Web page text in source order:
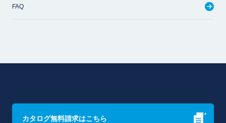
FAQ
カタログ無料請求はこちら